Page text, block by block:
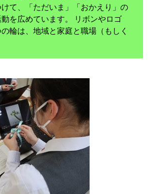
て、「ただいま」「おかえり」の
を広めています。 リボンやロゴ
輪は、地域と家庭と職場（もしく